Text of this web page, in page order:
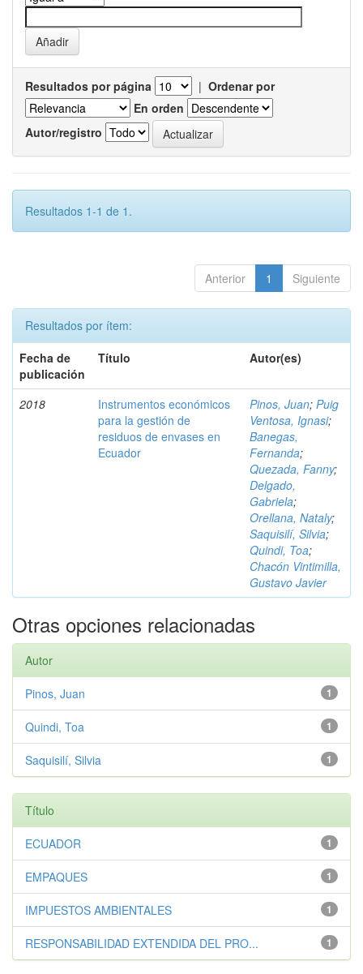
Resultados por página | Ordenar por
En orden
Autor/registro
Resultados 1-1 de 1.
Anterior 1 Siguiente
Resultados por ítem:
Fecha de
publicación
Título Autor(es)
2018
Instrumentos económicos
para la gestión de
residuos de envases en
Ecuador
Pinos, Juan; Puig
Ventosa, Ignasi;
Banegas,
Fernanda;
Quezada, Fanny;
Delgado,
Gabriela;
Orellana, Nataly;
Saquisilí, Silvia;
Quindi, Toa;
Chacón Vintimilla,
Gustavo Javier
Otras opciones relacionadas
Autor
1
Pinos, Juan
1
Quindi, Toa
1
Saquisilí, Silvia
Título
1
ECUADOR
1
EMPAQUES
1
IMPUESTOS AMBIENTALES
1
RESPONSABILIDAD EXTENDIDA DEL PRO...